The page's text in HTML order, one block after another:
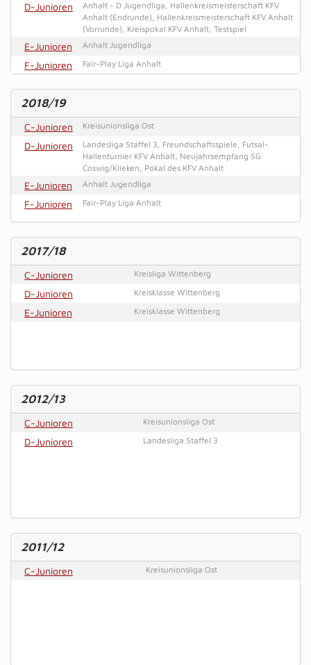
D-Junioren
Anhalt - D Jugendliga, Hallenkreismeisterschaft KFV
Anhalt (Endrunde), Hallenkreismeisterschaft KFV Anhalt
(Vorrunde), Kreispokal KFV Anhalt, Testspiel
E-Junioren Anhalt Jugendliga
F-Junioren Fair-Play Liga Anhalt
2018/19
C-Junioren Kreisunionsliga Ost
D-Junioren
Landesliga Staffel 3, Freundschaftsspiele, Futsal-
Hallenturnier KFV Anhalt, Neujahrsempfang SG
Coswig/Klieken, Pokal des KFV Anhalt
E-Junioren Anhalt Jugendliga
F-Junioren Fair-Play Liga Anhalt
2017/18
C-Junioren Kreisliga Wittenberg
D-Junioren Kreisklasse Wittenberg
E-Junioren Kreisklasse Wittenberg
2012/13
C-Junioren Kreisunionsliga Ost
D-Junioren Landesliga Staffel 3
2011/12
C-Junioren Kreisunionsliga Ost